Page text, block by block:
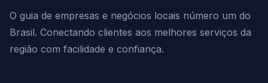
O guia de empresas e negócios locais número um do
Brasil. Conectando clientes aos melhores serviços da
região com facilidade e confiança.